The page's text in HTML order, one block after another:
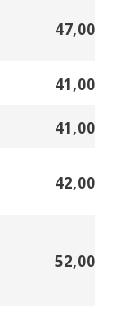
47,00
41,00
41,00
42,00
52,00